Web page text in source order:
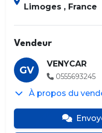
Limoges , France
Vendeur
GV
VENYCAR
0555693245
À propos du